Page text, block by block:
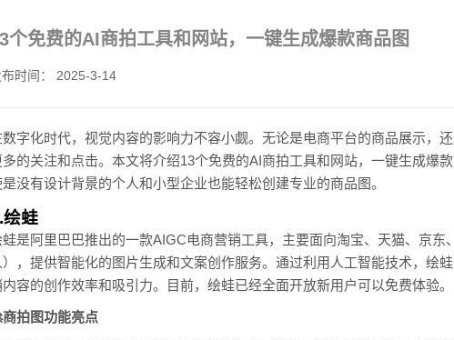
个免费的AI商拍工具和网站，一键生成爆款商品图
布时间： 2025-3-14
数字化时代，视觉内容的影响力不容小觑。无论是电商平台的商品展示，
多的关注和点击。本文将介绍13个免费的AI商拍工具和网站，一键生成爆
没有设计背景的个人和小型企业也能轻松创建专业的商品图。
绘蛙
蛙是阿里巴巴推出的一款AIGC电商营销工具，主要面向淘宝、天猫、京
），提供智能化的图片生成和文案创作服务。通过利用人工智能技术，绘
容的创作效率和吸引力。目前，绘蛙已经全面开放新用户可以免费体验。
商拍图功能亮点